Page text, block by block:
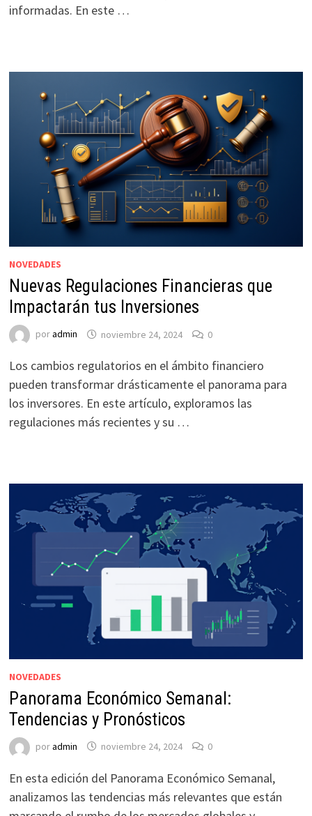
informadas. En este …
NOVEDADES
Nuevas Regulaciones Financieras que
Impactarán tus Inversiones
poradmin noviembre 24, 2024 0
Los cambios regulatorios en el ámbito financiero
pueden transformar drásticamente el panorama para
los inversores. En este artículo, exploramos las
regulaciones más recientes y su …
NOVEDADES
Panorama Económico Semanal:
Tendencias y Pronósticos
poradmin noviembre 24, 2024 0
En esta edición del Panorama Económico Semanal,
analizamos las tendencias más relevantes que están